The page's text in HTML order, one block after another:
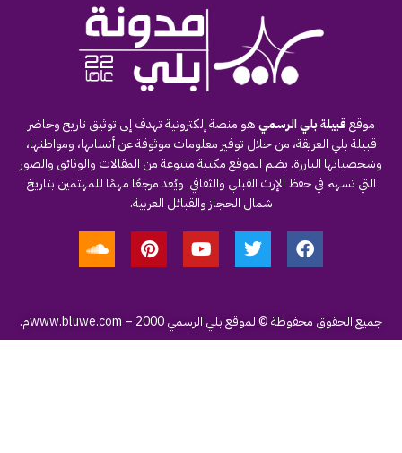
موقعقبيلة بلي الرسميهو منصة إلكترونية تهدف إلى توثيق تاريخ وحاضر
قبيلة بلي العريقة، من خلال توفير معلومات موثوقة عن أنسابها، ومواطنها،
وشخصياتها البارزة. يضم الموقع مكتبة متنوعة من المقالات والوثائق والصور
التي تسهم في حفظ الإرث القبلي والثقافي. ويُعد مرجعًا مهمًا للمهتمين بتاريخ
شمال الحجاز والقبائل العربية.
جميع الحقوق محفوظة © لموقع بلي الرسمي www.bluwe.com – 2000م.